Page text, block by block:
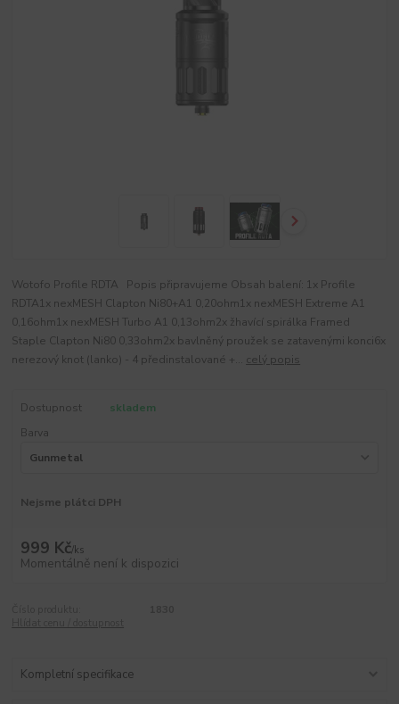
Wotofo Profile RDTA Popis připravujeme Obsah balení: 1x Profile
RDTA1x nexMESH Clapton Ni80+A1 0,20ohm1x nexMESH Extreme A1
0,16ohm1x nexMESH Turbo A1 0,13ohm2x žhavící spirálka Framed
Staple Clapton Ni80 0,33ohm2x bavlněný proužek se zatavenými konci6x
nerezový knot (lanko) - 4 předinstalované +... celý popis
Dostupnost
skladem
Barva
Nejsme plátci DPH
999 Kč/ks
Momentálně není k dispozici
Kompletní specifikace